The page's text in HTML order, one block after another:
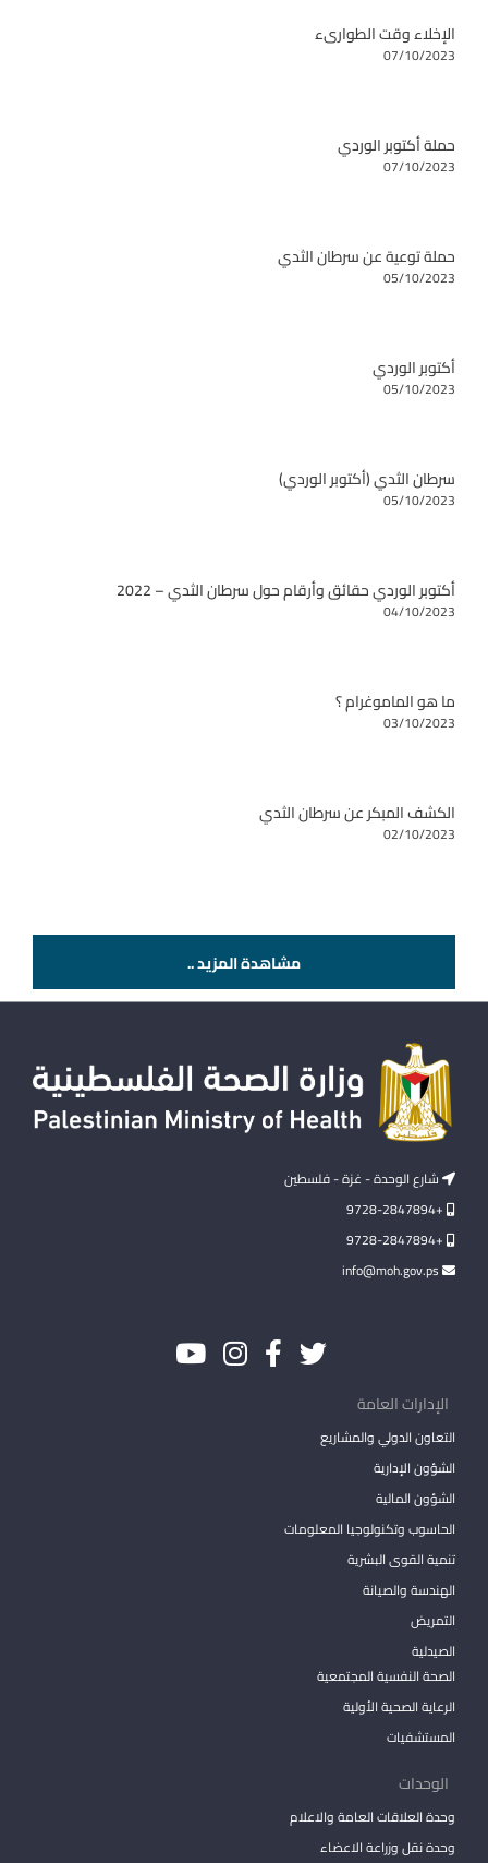
الإخلاء وقت الطوارىء
07/10/2023
حملة أكتوبر الوردي
07/10/2023
حملة توعية عن سرطان الثدي
05/10/2023
أكتوبر الوردي
05/10/2023
سرطان الثدي (أكتوبر الوردي)
05/10/2023
أكتوبر الوردي حقائق وأرقام حول سرطان الثدي – 2022
04/10/2023
ما هو الماموغرام ؟
03/10/2023
الكشف المبكر عن سرطان الثدي
02/10/2023
مشاهدة المزيد ..
شارع الوحدة - غزة - فلسطين
+9728-2847894
+9728-2847894
الإدارات العامة
التعاون الدولي والمشاريع
الشؤون الإدارية
الشؤون المالية
الحاسوب وتكنولوجيا المعلومات
تنمية القوى البشرية
الهندسة والصيانة
التمريض
الصيدلية
الصحة النفسية المجتمعية
الرعاية الصحية الأولية
المستشفيات
الوحدات
وحدة العلاقات العامة والاعلام
وحدة نقل وزراعة الاعضاء